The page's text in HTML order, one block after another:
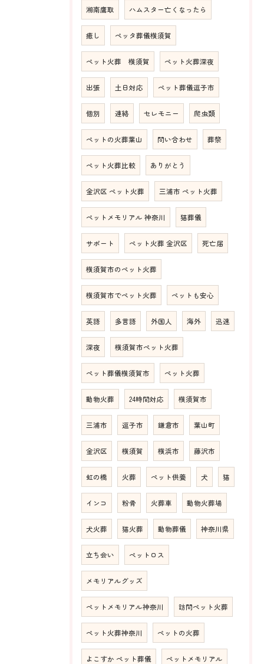
湘南鷹取 ハムスター亡くなったら
癒し ペッタ葬儀横須賀
ペット火葬 横須賀 ペット火葬深夜
出張 土日対応 ペット葬儀逗子市
個別 連絡 セレモニー 爬虫類
ペットの火葬葉山 問い合わせ 葬祭
ペット火葬比較 ありがとう
金沢区 ペット火葬 三浦市 ペット火葬
ペットメモリアル 神奈川 猫葬儀
サポート ペット火葬 金沢区 死亡届
横須賀市のペット火葬
横須賀市でペット火葬 ペットも安心
英語 多言語 外国人 海外 迅速
深夜 横須賀市ペット火葬
ペット葬儀横須賀市 ペット火葬
動物火葬 24時間対応 横須賀市
三浦市 逗子市 鎌倉市 葉山町
金沢区 横須賀 横浜市 藤沢市
虹の橋 火葬 ペット供養 犬 猫
インコ 粉骨 火葬車 動物火葬場
犬火葬 猫火葬 動物葬儀 神奈川県
立ち会い ペットロス
メモリアルグッズ
ペットメモリアル神奈川 訪問ペット火葬
ペット火葬神奈川 ペットの火葬
よこすか ペット葬儀 ペットメモリアル